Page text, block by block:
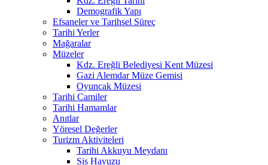
Demografik Yapı
Efsaneler ve Tarihsel Süreç
Tarihi Yerler
Mağaralar
Müzeler
Kdz. Ereğli Belediyesi Kent Müzesi
Gazi Alemdar Müze Gemisi
Oyuncak Müzesi
Tarihi Camiler
Tarihi Hamamlar
Anıtlar
Yöresel Değerler
Turizm Aktiviteleri
Tarihi Akkuyu Meydanı
Sis Havuzu